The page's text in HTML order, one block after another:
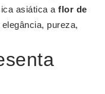
asiática a flor de
pureza,